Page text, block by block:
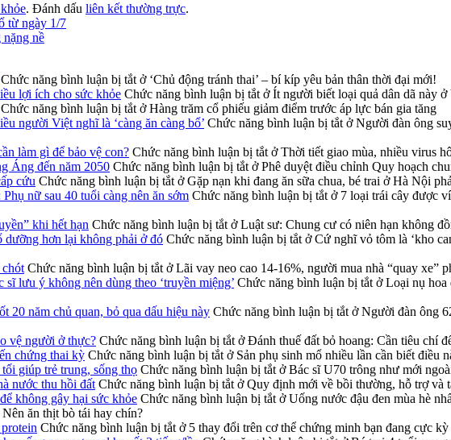
. Đánh dấu liên kết thường trực.
từ ngày 1/7
nề
Chức năng bình luận bị tắt ở ‘Chủ động tránh thai’ – bí kíp yêu bản thân thời đại mới!
lợi ích cho sức khỏe Chức năng bình luận bị tắt ở Ít người biết loại quả dân dã này
Chức năng bình luận bị tắt ở Hàng trăm cổ phiếu giảm điểm trước áp lực bán gia tăng
người Việt nghĩ là ‘càng ăn càng bổ’ Chức năng bình luận bị tắt ở Người đàn ông
làm gì để bảo vệ con? Chức năng bình luận bị tắt ở Thời tiết giao mùa, nhiều virus
Áng đến năm 2050 Chức năng bình luận bị tắt ở Phê duyệt điều chỉnh Quy hoạch
cứu Chức năng bình luận bị tắt ở Gặp nạn khi đang ăn sữa chua, bé trai ở Hà Nội
nữ sau 40 tuổi càng nên ăn sớm Chức năng bình luận bị tắt ở 7 loại trái cây được
khi hết hạn Chức năng bình luận bị tắt ở Luật sư: Chung cư có niên hạn không
dưỡng hơn lại không phải ở đó Chức năng bình luận bị tắt ở Cứ nghĩ vỏ tôm là ‘kho
Chức năng bình luận bị tắt ở Lãi vay neo cao 14-16%, người mua nhà “quay xe”
lưu ý không nên dùng theo ‘truyền miệng’ Chức năng bình luận bị tắt ở Loại nụ hoa
20 năm chủ quan, bỏ qua dấu hiệu này Chức năng bình luận bị tắt ở Người đàn ông
vệ người ở thực? Chức năng bình luận bị tắt ở Đánh thuế đất bỏ hoang: Cần tiêu chí
chứng thai kỳ Chức năng bình luận bị tắt ở Sản phụ sinh mổ nhiều lần cần biết điều
giúp trẻ trung, sống thọ Chức năng bình luận bị tắt ở Bác sĩ U70 trông như mới
nước thu hồi đất Chức năng bình luận bị tắt ở Quy định mới về bồi thường, hỗ trợ và
không gây hại sức khỏe Chức năng bình luận bị tắt ở Uống nước đậu đen mùa hè
Nên ăn thịt bò tái hay chín?
Chức năng bình luận bị tắt ở 5 thay đổi trên cơ thể chứng minh bạn đang cực